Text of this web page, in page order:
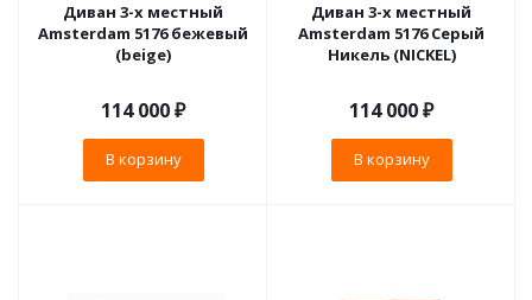
Диван 3-х местный
Amsterdam 5176 бежевый
(beige)
114 000₽
В корзину
Диван 3-х местный
Amsterdam 5176 Серый
Никель (NICKEL)
114 000₽
В корзину